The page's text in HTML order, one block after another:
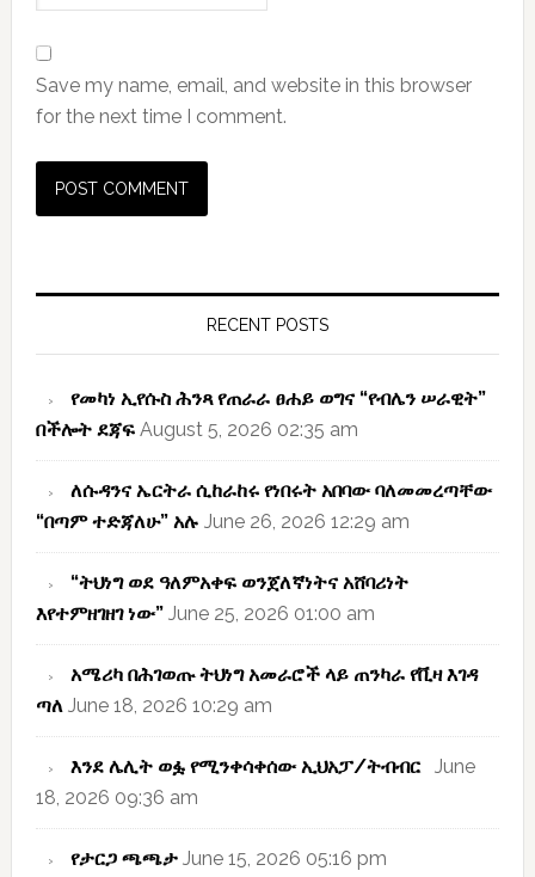
Save my name, email, and website in this browser
for the next time I comment.
RECENT POSTS
የመካነ ኢየሱስ ሕንጻ የጠራራ ፀሐይ ወግና “የብሌን ሠራዊት”
በችሎት ደጃፍ August 5, 2026 02:35 am
ለሱዳንና ኤርትራ ሲከራከሩ የነበሩት አበባው ባለመመረጣቸው
“በጣም ተድጃለሁ” አሉ June 26, 2026 12:29 am
“ትህነግ ወደ ዓለምአቀፍ ወንጀለኛነትና አሸባሪነት
እየተምዘገዘገ ነው” June 25, 2026 01:00 am
አሜሪካ በሕገወጡ ትህነግ አመራሮች ላይ ጠንካራ የቪዛ እገዳ
ጣለ June 18, 2026 10:29 am
እንደ ሌሊት ወፏ የሚንቀሳቀሰው ኢህአፓ/ትብብር June
18, 2026 09:36 am
የታርጋ ጫጫታ June 15, 2026 05:16 pm